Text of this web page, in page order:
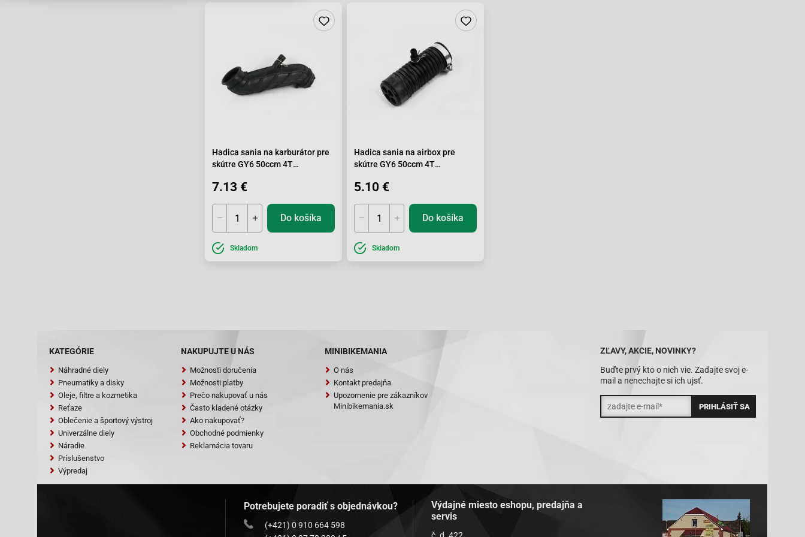
Baotian-BT49QT-6B1
Baotian-BT49QT-6B1
Baotian-BT49QT-6B4
Baotian-BT49QT-6B4
Baotian-BT49QT-9 Sprint
Baotian-BT49QT-9F1 Eagle
Baotian-BT49QT-9F1 Eagle
Baotian-BT49QT-9F3 Eagle
Baotian-BT49QT-9F3 Eagle
Baotian-BT49QT-9R1
Baotian-BT49QT-9R1
Baotian-BT49QT-9R3
Baotian-BT50QT-9 Ecobike
Benzhou -City Star (YY50QT)
Benzhou -City Star (YY50QT)
Benzhou -Formula 2000 (YY50QT-6A)
Benzhou -Formula 2000 (YY50QT-6A)
Benzhou -Formula One (YY50QT-6)
Benzhou -Formula One (YY50QT-6)
Benzhou -YY50QT-14
Benzhou -YY50QT-26
Hadica sania na karburátor pre
skútre GY6 50ccm 4T
7.13 €
Do košíka
Skladom
Hadica sania na airbox pre
skútre GY6 50ccm 4T
5.10 €
Do košíka
Skladom
ZĽAVY, AKCIE, NOVINKY?
Buďte prvý kto o nich vie. Zadajte svoj e-
mail a nenechajte si ich ujsť.
KATEGÓRIE
Náhradné diely
Pneumatiky a disky
Oleje, filtre a kozmetika
Reťaze
Oblečenie a športový výstroj
Univerzálne diely
Náradie
Príslušenstvo
Výpredaj
NAKUPUJTE U NÁS
Možnosti doručenia
Možnosti platby
Prečo nakupovať u nás
Často kladené otázky
Ako nakupovať?
Obchodné podmienky
Reklamácia tovaru
MINIBIKEMANIA
O nás
Kontakt predajňa
Upozornenie pre zákazníkov
Minibikemania.sk
Potrebujete poradiť s objednávkou?
(+421) 0 910 664 598
Výdajné miesto eshopu, predajňa a
servis